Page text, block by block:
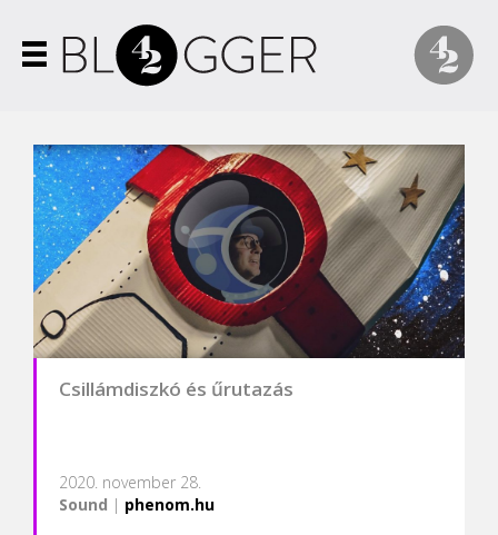
Csillámdiszkó és űrutazás
2020. november 28.
Sound | phenom.hu